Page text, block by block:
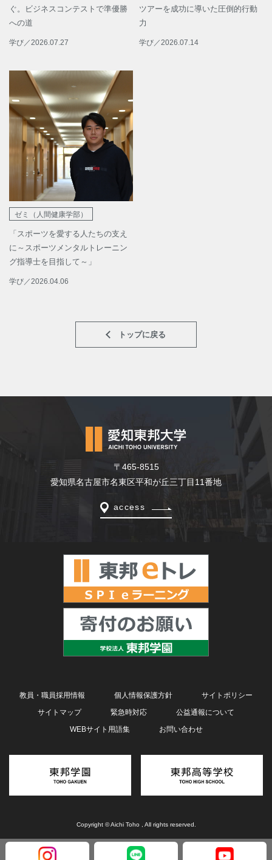
ぐ。ビジネスコンテストで準優勝
への道
学び／2026.07.27
ツアーを成功に導いた圧倒的行動
力
学び／2026.07.14
ゼミ（人間健康学部）
「スポーツを愛する人たちの支え
に～スポーツメンタルトレーニン
グ指導士を目指して～」
学び／2026.04.06
トップに戻る
〒465-8515
愛知県名古屋市名東区平和が丘三丁目11番地
access
教員・職員採用情報 個人情報保護方針
サイトポリシー
サイトマップ
緊急時対応
公益通報について
WEBサイト用語集
お問い合わせ
Copyright © Aichi Toho , All rights reserved.